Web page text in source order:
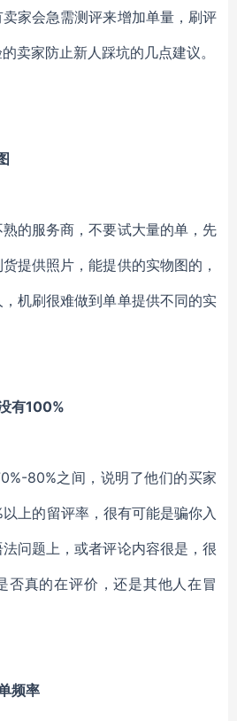
家会急需测评来增加单量，刷评
卖家防止新人踩坑的几点建议。
的服务商，不要试大量的单，先
提供照片，能提供的实物图的，
机刷很难做到单单提供不同的实
有100%
80%之间，说明了他们的买家
上的留评率，很有可能是骗你入
问题上，或者评论内容很是，很
否真的在评价，还是其他人在冒
频率